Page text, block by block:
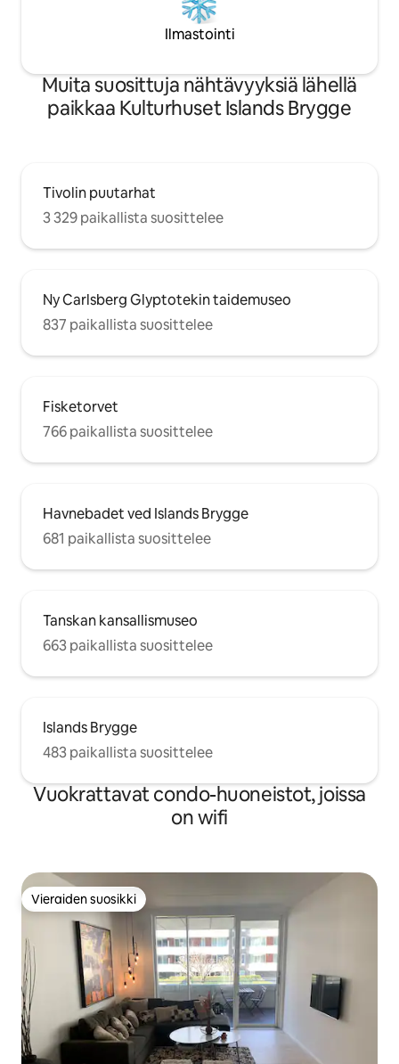
Ilmastointi
Muita suosittuja nähtävyyksiä lähellä
paikkaa Kulturhuset Islands Brygge
Tivolin puutarhat
3 329 paikallista suosittelee
Ny Carlsberg Glyptotekin taidemuseo
837 paikallista suosittelee
Fisketorvet
766 paikallista suosittelee
Havnebadet ved Islands Brygge
681 paikallista suosittelee
Tanskan kansallismuseo
663 paikallista suosittelee
Islands Brygge
483 paikallista suosittelee
Vuokrattavat condo-huoneistot, joissa
on wifi
Vieraiden suosikki
Vieraiden suosikki